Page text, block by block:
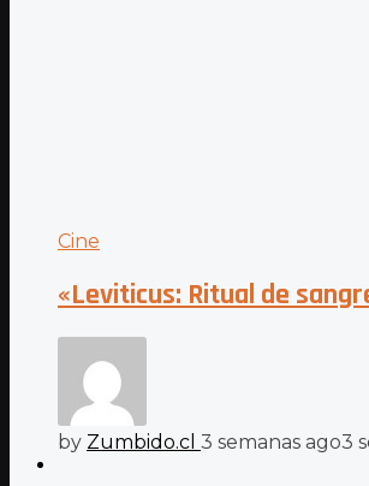
Cine
«Leviticus: Ritual de
by Zumbido.cl 3 semanas ago3